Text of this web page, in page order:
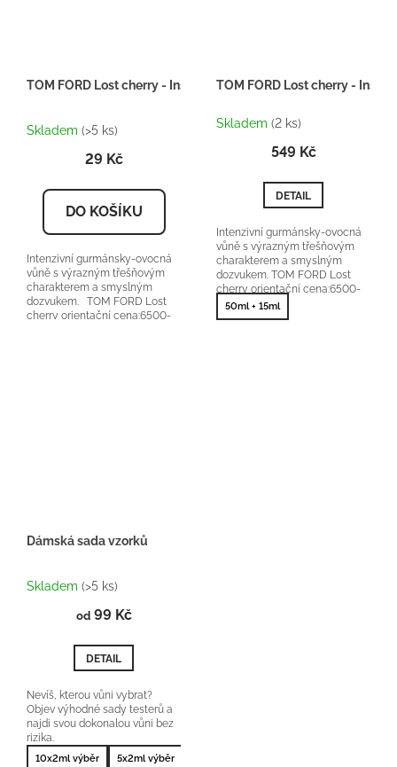
TOM FORD Lost cherry - Inspirace F008 - tester 2ml
hodnocení
je
z
5
Skladem (>5 ks)
29 Kč
DO KOŠÍKU
Intenzivní gurmánsky-ovocná
vůně s výrazným třešňovým
charakterem a smyslným
dozvukem. TOM FORD Lost
cherry orientační cena:6500-
TOM FORD Lost cherry -
Skladem (2 ks)
549 Kč
DETAIL
Intenzivní gurmánsky-ovocná
vůně s výrazným třešňovým
charakterem a smyslným
dozvukem. TOM FORD Lost
cherry orientační cena:6500-
9000Kč/100ml 25 % vonné
esence
50ml + 15ml
Dámská sada vzorků
hodnocení
je
z
5
Skladem (>5 ks)
od99 Kč
DETAIL
Nevíš, kterou vůni vybrat?
Objev výhodné sady testerů a
najdi svou dokonalou vůni bez
rizika.
10x2ml výběr 5x2ml výběr